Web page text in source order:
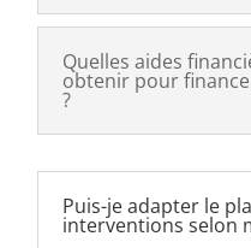
Quelles aides
obtenir pour
?
Puis-je adapter le
interventions selon